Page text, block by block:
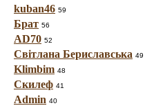
kuban46 59
Брат 56
AD70 52
Світлана Бериславська 49
Klimbim 48
Скилеф 41
Admin 40